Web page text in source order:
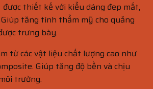
thiết kế với kiểu dáng đẹp mắt,
tăng tính thẩm mỹ cho quảng
trưng bày.
từ các vật liệu chất lượng cao như
Giúp tăng độ bền và chịu
trường.